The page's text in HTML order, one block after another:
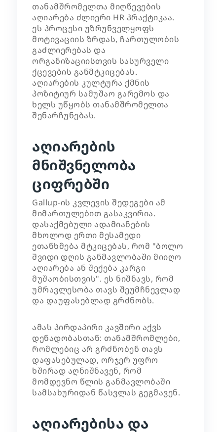
თანამშრომელთა მიღწევების
აღიარება ძლიერი HR პრაქტიკაა.
ეს პროცესი უზრუნველყოფს
მოტივაციის ზრდას, ჩართულობის
გაძლიერებას და
ორგანიზაციისთვის სასურველი
ქცევების განმტკიცებას.
აღიარების კულტურა ქმნის
პოზიტიურ სამუშაო გარემოს და
ხელს უწყობს თანამშრომელთა
შენარჩუნებას.
აღიარების
მნიშვნელობა
ციფრებში
Gallup-ის კვლევის შედეგები ამ
მიმართულებით გასაკვირია.
დასაქმებული ადამიანების
მხოლოდ ერთი მესამედი
ეთანხმება მტკიცებას, რომ "ბოლო
შვიდი დღის განმავლობაში მიიღო
აღიარება ან შექება კარგი
მუშაობისთვის". ეს ნიშნავს, რომ
უმრავლესობა თავს შეუმჩნევლად
და დაუფასებლად გრძნობს.
ამას პირდაპირი კავშირი აქვს
დენადობასთან: თანამშრომლები,
რომლებიც არ გრძნობენ თავს
დაფასებულად, ორჯერ უფრო
ხშირად აღნიშნავენ, რომ
მომდევნო წლის განმავლობაში
სამსახურიდან წასვლას გეგმავენ.
აღიარებისა და